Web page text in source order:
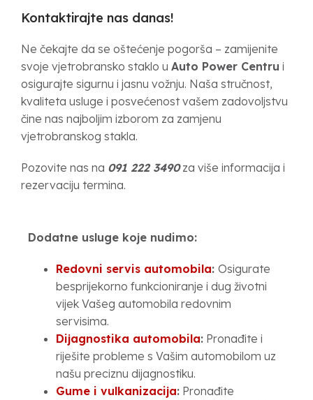
Kontaktirajte nas danas!
Ne čekajte da se oštećenje pogorša – zamijenite
svoje vjetrobransko staklo u Auto Power Centru i
osigurajte sigurnu i jasnu vožnju. Naša stručnost,
kvaliteta usluge i posvećenost vašem zadovoljstvu
čine nas najboljim izborom za zamjenu
vjetrobranskog stakla.
Pozovite nas na 091 222 3490za više informacija i
rezervaciju termina.
Dodatne usluge koje nudimo:
Redovni servis automobila: Osigurate
besprijekorno funkcioniranje i dug životni
vijek Vašeg automobila redovnim
servisima.
Dijagnostika automobila: Pronađite i
riješite probleme s Vašim automobilom uz
našu preciznu dijagnostiku.
Gume i vulkanizacija: Pronađite